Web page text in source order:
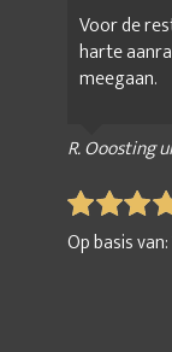
Voor de
harte
meegaan.
R. Ooosting
Op basis van: